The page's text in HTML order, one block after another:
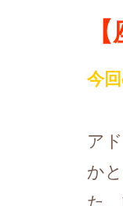
今
ア
か